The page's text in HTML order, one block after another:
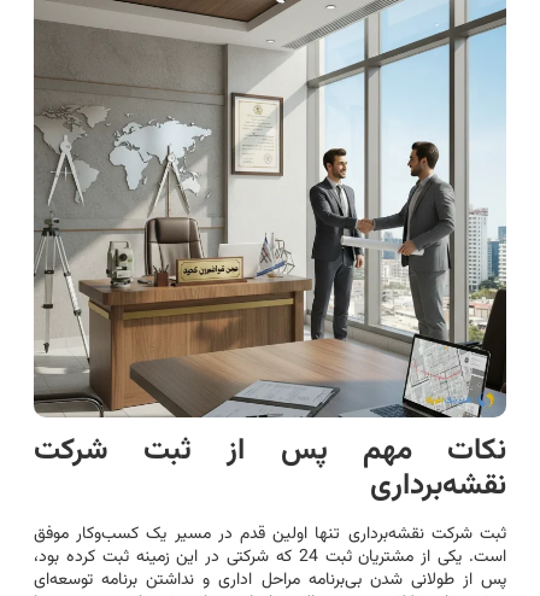
نکات مهم پس از ثبت شرکت
نقشه‌برداری
ثبت شرکت نقشه‌برداری تنها اولین قدم در مسیر یک کسب‌وکار موفق
است. یکی از مشتریان ثبت 24 که شرکتی در این زمینه ثبت کرده بود،
پس از طولانی شدن بی‌برنامه مراحل اداری و نداشتن برنامه توسعه‌ای